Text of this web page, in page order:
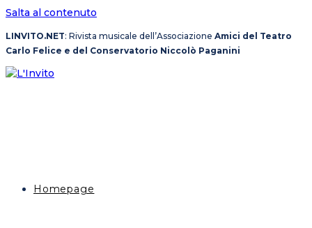
Salta al contenuto
LINVITO.NET: Rivista musicale dell’Associazione Amici del Teatro
Carlo Felice e del Conservatorio Niccolò Paganini
Homepage